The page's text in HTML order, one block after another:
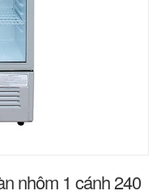
nhôm 1 cánh 240